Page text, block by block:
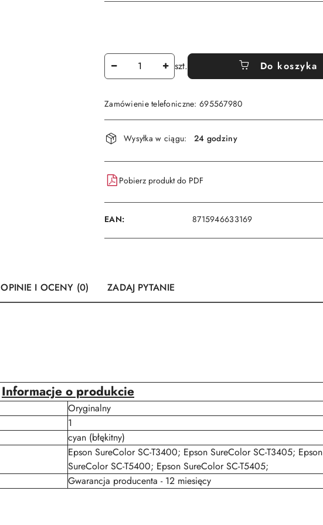
Ilość szt. Do koszyka
Zamówienie telefoniczne: 695567980
Dostępność
i
dostawa
Wysyłka w ciągu: 24 godziny
Pobierz produkt do PDF
EAN: 8715946633169
OPINIE I OCENY (0) ZADAJ PYTANIE
Informacje o produkcie
Oryginalny
1
cyan (błękitny)
Epson SureColor SC-T3400; Epson SureColor SC-T3405; Epson
SureColor SC-T5400; Epson SureColor SC-T5405;
Gwarancja producenta - 12 miesięcy